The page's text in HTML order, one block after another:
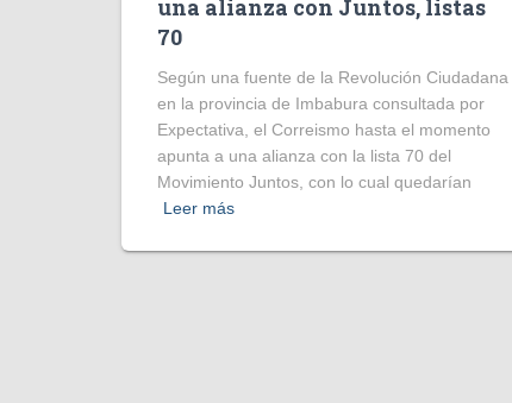
una alianza con Juntos, listas
70
Según una fuente de la Revolución Ciudadana
en la provincia de Imbabura consultada por
Expectativa, el Correismo hasta el momento
apunta a una alianza con la lista 70 del
Movimiento Juntos, con lo cual quedarían
Leer más